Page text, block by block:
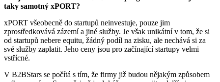
taky samotný xPORT?
xPORT všeobecně do startupů neinvestuje, pouze jim
zprostředkovává zázemí a jiné služby. Je však unikátní v tom, že si
od startupů nebere equitu, žádný podíl na zisku, ale nechává si za
své služby zaplatit. Jeho ceny jsou pro začínající startupy velmi
vstřícné.
V B2BStars se počítá s tím, že firmy již budou nějakým způsobem